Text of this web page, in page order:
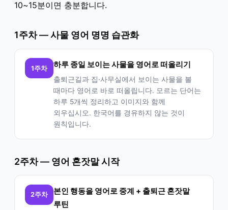
10~15분이면 충분합니다.
1주차 — 사물 영어 명명 습관화
1주차 하루 종일 보이는 사물을 영어로 떠올리기
출퇴근길과 집·사무실에서 보이는 사물을 볼
때마다 영어로 바로 떠올립니다. 모르는 단어는
하루 5개씩 정리하고 이미지와 함께
외우십시오. 한국어를 경유하지 않는 것이
원칙입니다.
2주차 — 영어 혼잣말 시작
2주차
본인 행동을 영어로 중계 + 출퇴근 혼잣말
루틴